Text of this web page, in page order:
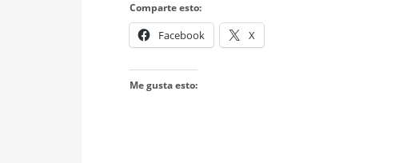
Comparte esto:
Facebook X
Me gusta esto: